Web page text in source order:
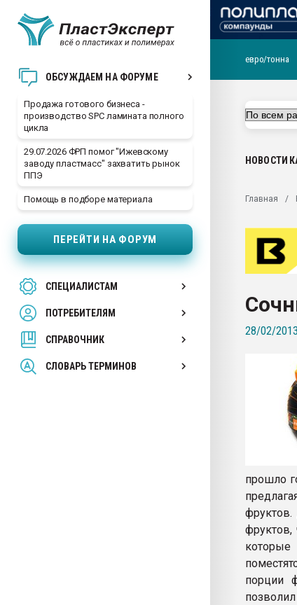
ОБСУЖДАЕМ НА ФОРУМЕ
Продажа готового бизнеса -
производство SPC ламината полного
цикла
29.07.2026 ФРП помог "Ижевскому
заводу пластмасс" захватить рынок
ППЭ
Помощь в подборе материала
ПЕРЕЙТИ НА ФОРУМ
СПЕЦИАЛИСТАМ
ПОТРЕБИТЕЛЯМ
СПРАВОЧНИК
СЛОВАРЬ ТЕРМИНОВ
28.07.2026
Всё, что касается
Материал
Продам отходы
поликарбоната и
Armaloy PC/ABS-
Профильная
покупка, обмен
евро/тонна
НОВОСТИ
Главная
28/02/2013
прошло
фруктов,
порции